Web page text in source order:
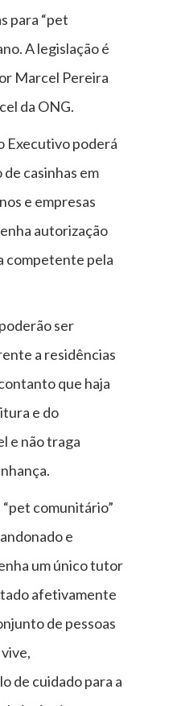
para “pet
A legislação é
Marcel Pereira
da ONG.
Executivo poderá
casinhas em
e empresas
autorização
competente pela
ser
a residências
que haja
e do
e não traga
comunitário”
e
um único tutor
afetivamente
de pessoas
de cuidado para a